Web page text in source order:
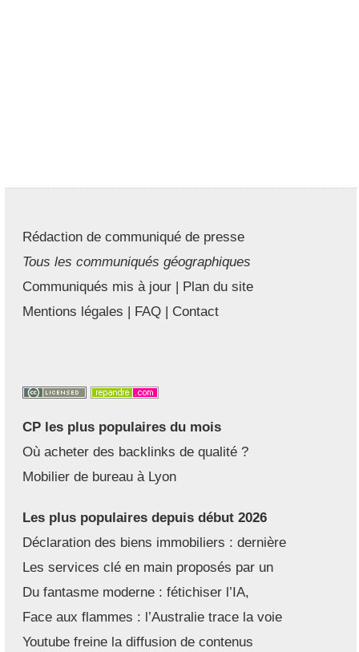
Rédaction de communiqué de presse
Tous les communiqués géographiques
Communiqués mis à jour | Plan du site
Mentions légales | FAQ | Contact
CP les plus populaires du mois
Où acheter des backlinks de qualité ?
Mobilier de bureau à Lyon
Les plus populaires depuis début 2026
Déclaration des biens immobiliers : dernière
Les services clé en main proposés par un
Du fantasme moderne : fétichiser l’IA,
Face aux flammes : l’Australie trace la voie
Youtube freine la diffusion de contenus